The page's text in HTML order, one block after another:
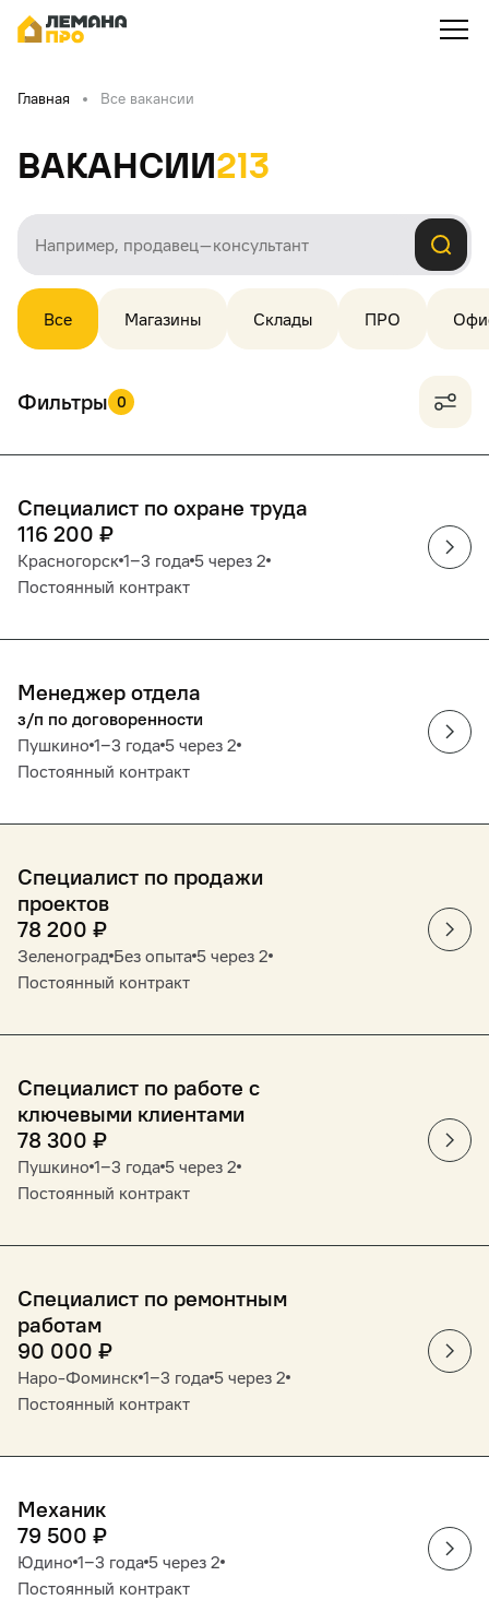
Главная Все вакансии
Вакансии213
Все Магазины Склады ПРО
Фильтры 0
Специалист по охране труда
116 200 ₽
Красногорск 1‒3 года 5 через 2
Постоянный контракт
Менеджер отдела
з/п по договоренности
Пушкино 1‒3 года 5 через 2
Постоянный контракт
Специалист по продажи
проектов
78 200 ₽
Зеленоград Без опыта 5 через 2
Постоянный контракт
Специалист по работе с
ключевыми клиентами
78 300 ₽
Пушкино 1‒3 года 5 через 2
Постоянный контракт
Специалист по ремонтным
работам
90 000 ₽
Наро-Фоминск 1‒3 года 5 через 2
Постоянный контракт
Механик
79 500 ₽
Юдино 1‒3 года 5 через 2
Постоянный контракт